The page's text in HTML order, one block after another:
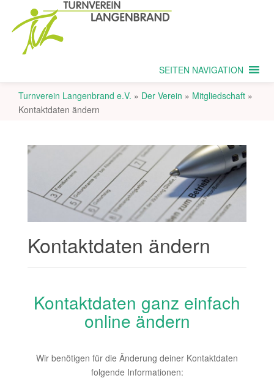
SEITEN NAVIGATION
Turnverein Langenbrand e.V. » Der Verein » Mitgliedschaft »
Kontaktdaten ändern
Kontaktdaten ändern
Kontaktdaten ganz einfach
online ändern
Wir benötigen für die Änderung deiner Kontaktdaten
folgende Informationen: